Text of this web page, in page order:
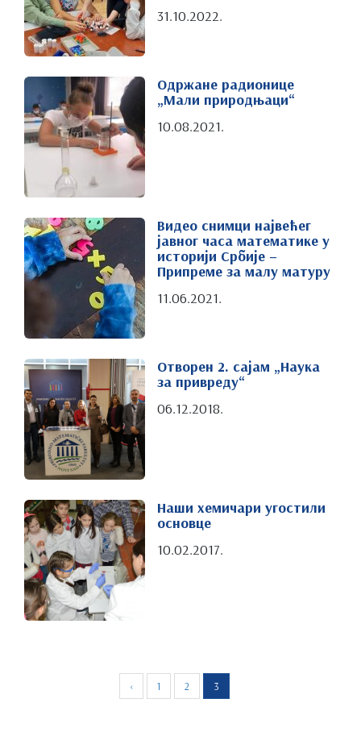
31.10.2022.
Одржане радионице
„Мали природњаци“
10.08.2021.
Видео снимци највећег
јавног часа математике у
историји Србије –
Припреме за малу матуру
11.06.2021.
Отворен 2. сајам „Наука
за привреду“
06.12.2018.
Наши хемичари угостили
основце
10.02.2017.
‹ 1 2 3